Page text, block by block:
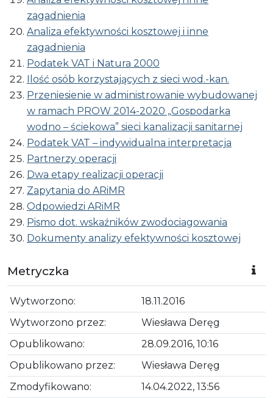
zagadnienia
Analiza efektywności kosztowej i inne
zagadnienia
Podatek VAT i Natura 2000
Ilość osób korzystających z sieci wod.-kan.
Przeniesienie w administrowanie wybudowanej
w ramach PROW 2014-2020 „Gospodarka
wodno – ściekowa” sieci kanalizacji sanitarnej
Podatek VAT – indywidualna interpretacja
Partnerzy operacji
Dwa etapy realizacji operacji
Zapytania do ARiMR
Odpowiedzi ARiMR
Pismo dot. wskaźników zwodociagowania
Dokumenty analizy efektywności kosztowej
Metryczka
Wytworzono:
18.11.2016
Wytworzono przez:
Wiesława Deręg
Opublikowano:
28.09.2016, 10:16
Opublikowano przez:
Wiesława Deręg
Zmodyfikowano:
14.04.2022, 13:56